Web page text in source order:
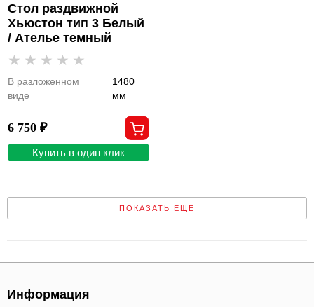
Стол раздвижной
Хьюстон тип 3 Белый
/ Ателье темный
В разложенном
виде
1480
мм
6 750 ₽
Купить в один клик
ПОКАЗАТЬ ЕЩЕ
Информация